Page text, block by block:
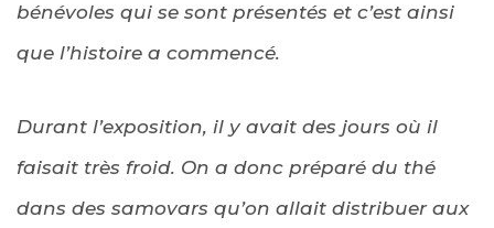
bénévoles qui se sont présentés et c’est ainsi
que l’histoire a commencé.
Durant l’exposition, il y avait des jours où il
faisait très froid. On a donc préparé du thé
dans des samovars qu’on allait distribuer aux